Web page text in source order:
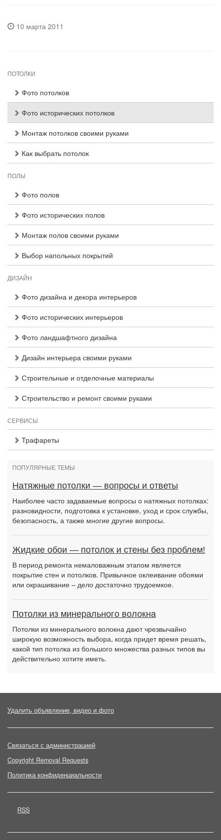
10 марта 2011
ПОТОЛКИ
Фото потолков
Фото исторических потолков
Монтаж потолков своими руками
Как выбрать потолок
ПОЛЫ
Фото полов
Фото исторических полов
Монтаж полов своими руками
Выбор напольных покрытий
ДИЗАЙН
Фото дизайна и декора интерьеров
Фото исторических интерьеров
Фото ландшафтного дизайна
Дизайн интерьера своими руками
Строительные и отделочные материалы
Строительство и ремонт своими руками
СЕРВИСЫ
Трафареты
ПОПУЛЯРНЫЕ ТЕМЫ
Натяжные потолки — вопросы и ответы
Наиболее часто задаваемые вопросы о натяжных потолках:
разновидности, подготовка к установке, уход и срок службы,
безопасность, а также многие другие вопросы.
Жидкие обои — потолок и стены без проблем!
В период ремонта немаловажным этапом является
покрытие стен и потолков. Привычное оклеивание обоями
или окрашивание – дело достаточно трудоемкое.
Потолки из минерального волокна
Потолки из минерального волокна дают чрезвычайно
широкую возможность выбора, когда придет время решать,
какой тип потолка из большого множества разных типов вы
действительно хотите иметь.
Удалить объявление, видео и фото
Связаться с администрацией
Copyright Removal Requests
Политика конфиденциальности
RSS